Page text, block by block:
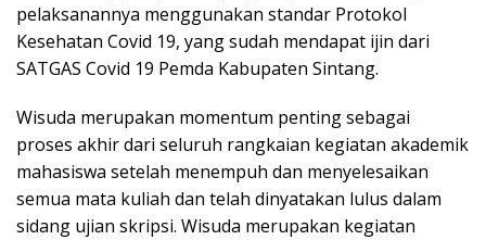
pelaksanannya menggunakan standar Protokol
Kesehatan Covid 19, yang sudah mendapat ijin dari
SATGAS Covid 19 Pemda Kabupaten Sintang.
Wisuda merupakan momentum penting sebagai
proses akhir dari seluruh rangkaian kegiatan akademik
mahasiswa setelah menempuh dan menyelesaikan
semua mata kuliah dan telah dinyatakan lulus dalam
sidang ujian skripsi. Wisuda merupakan kegiatan